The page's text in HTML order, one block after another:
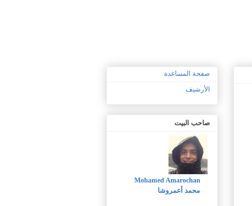
صفحة المساعدة
الأرشيف
صاحب البيت
Mohamed Amarochan
محمد أعمروشا